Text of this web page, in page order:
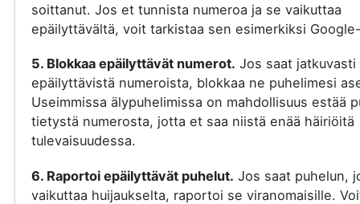
soittanut. Jos et tunnista numeroa ja se vaikuttaa
epäilyttävältä, voit tarkistaa sen esimerkiksi
5. Blokkaa epäilyttävät numerot. Jos saat jatkuvasti
epäilyttävistä numeroista, blokkaa ne puhelimesi
Useimmissa älypuhelimissa on mahdollisuus estää
tietystä numerosta, jotta et saa niistä enää häiriöitä
tulevaisuudessa.
6. Raportoi epäilyttävät puhelut. Jos saat puhelun,
vaikuttaa huijaukselta, raportoi se viranomaisille.